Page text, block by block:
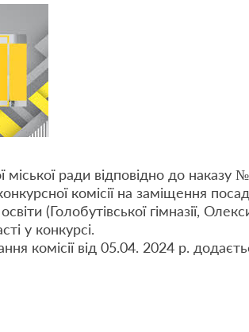
міської ради відповідно до наказу
комісії на заміщення
(Голобутівської гімназії,
у конкурсі.
комісії від 05.04. 2024 р.